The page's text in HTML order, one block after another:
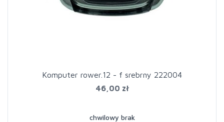
Komputer rower.12 - f srebrny 222004
46,00 zł
chwilowy brak